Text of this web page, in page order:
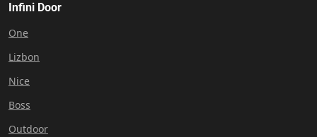
Infini Door
One
Lizbon
Nice
Boss
Outdoor